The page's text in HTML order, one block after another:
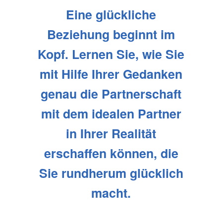
Eine glückliche
Beziehung beginnt im
Kopf. Lernen Sie, wie Sie
mit Hilfe Ihrer Gedanken
genau die Partnerschaft
mit dem idealen Partner
in Ihrer Realität
erschaffen können, die
Sie rundherum glücklich
macht.